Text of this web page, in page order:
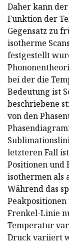
Daher kann
Funktion der
Gegensatz zu
isotherme
festgestellt
bei der die
Bedeutung ist
beschriebene
von den
letzteren Fall
Positionen und
isothermen als
Während das
Frenkel-Linie
Temperatur
Druck variiert